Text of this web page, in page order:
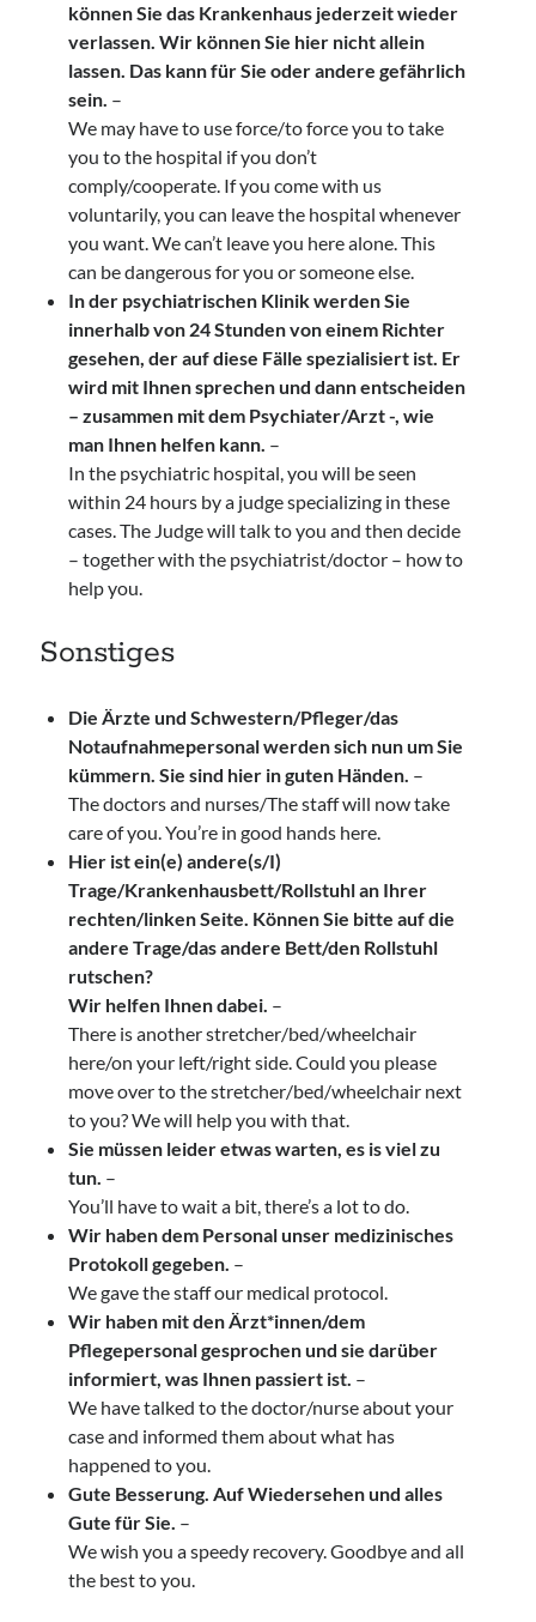
können Sie das Krankenhaus jederzeit wieder
verlassen. Wir können Sie hier nicht allein
lassen. Das kann für Sie oder andere gefährlich
sein. –
We may have to use force/to force you to take
you to the hospital if you don’t
comply/cooperate. If you come with us
voluntarily, you can leave the hospital whenever
you want. We can’t leave you here alone. This
can be dangerous for you or someone else.
In der psychiatrischen Klinik werden Sie
innerhalb von 24 Stunden von einem Richter
gesehen, der auf diese Fälle spezialisiert ist. Er
wird mit Ihnen sprechen und dann entscheiden
– zusammen mit dem Psychiater/Arzt -, wie
man Ihnen helfen kann. –
In the psychiatric hospital, you will be seen
within 24 hours by a judge specializing in these
cases. The Judge will talk to you and then decide
– together with the psychiatrist/doctor – how to
help you.
Sonstiges
Die Ärzte und Schwestern/Pfleger/das
Notaufnahmepersonal werden sich nun um Sie
kümmern. Sie sind hier in guten Händen. –
The doctors and nurses/The staff will now take
care of you. You’re in good hands here.
Hier ist ein(e) andere(s/I)
Trage/Krankenhausbett/Rollstuhl an Ihrer
rechten/linken Seite. Können Sie bitte auf die
andere Trage/das andere Bett/den Rollstuhl
rutschen?
Wir helfen Ihnen dabei. –
There is another stretcher/bed/wheelchair
here/on your left/right side. Could you please
move over to the stretcher/bed/wheelchair next
to you? We will help you with that.
Sie müssen leider etwas warten, es is viel zu
tun. –
You’ll have to wait a bit, there’s a lot to do.
Wir haben dem Personal unser medizinisches
Protokoll gegeben. –
We gave the staff our medical protocol.
Wir haben mit den Ärzt*innen/dem
Pflegepersonal gesprochen und sie darüber
informiert, was Ihnen passiert ist. –
We have talked to the doctor/nurse about your
case and informed them about what has
happened to you.
Gute Besserung. Auf Wiedersehen und alles
Gute für Sie. –
We wish you a speedy recovery. Goodbye and all
the best to you.